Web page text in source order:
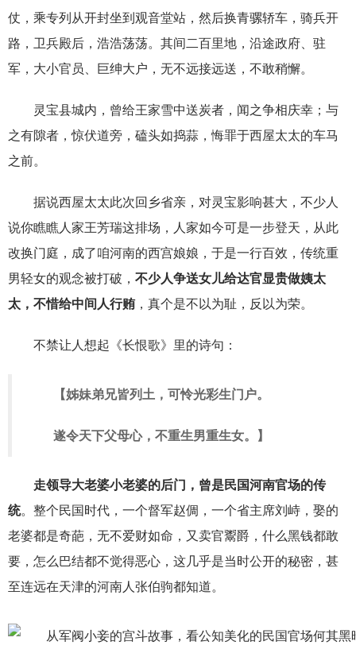
仗，乘专列从开封坐到观音堂站，然后换青骡轿车，骑兵开
路，卫兵殿后，浩浩荡荡。其间二百里地，沿途政府、驻
军，大小官员、巨绅大户，无不远接远送，不敢稍懈。
灵宝县城内，曾给王家雪中送炭者，闻之争相庆幸；与
之有隙者，惊伏道旁，磕头如捣蒜，悔罪于西屋太太的车马
之前。
据说西屋太太此次回乡省亲，对灵宝影响甚大，不少人
说你瞧瞧人家王芳瑞这排场，人家如今可是一步登天，从此
改换门庭，成了咱河南的西宫娘娘，于是一行百效，传统重
男轻女的观念被打破， 不少人争送女儿给达官显贵做姨太
太，不惜给中间人行贿，真个是不以为耻，反以为荣。
不禁让人想起《长恨歌》里的诗句：
【姊妹弟兄皆列土，可怜光彩生门户。
遂令天下父母心，不重生男重生女。】
走领导大老婆小老婆的后门，曾是民国河南官场的传
统。整个民国时代，一个督军赵倜，一个省主席刘峙，娶的
老婆都是奇葩，无不爱财如命，又卖官鬻爵，什么黑钱都敢
要，怎么巴结都不觉得恶心，这几乎是当时公开的秘密，甚
至连远在天津的河南人张伯驹都知道。